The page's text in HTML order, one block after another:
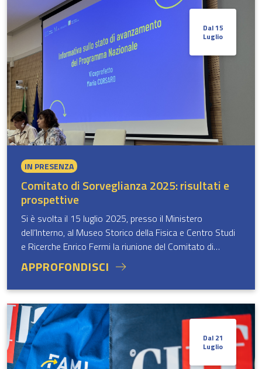
La giornata del 12 novembre, ha
della programmazione 2014-2020
, che ha finanziato
724 progetti a beneficio di oltre 344.000 cittadini di
Paesi terzi e 98.000 operatori.
Dal 15
Luglio
IN PRESENZA
Comitato di Sorveglianza 2025: risultati e
prospettive
Si è svolta il 15 luglio 2025, presso il Ministero
dell’Interno, al Museo Storico della Fisica e Centro Studi
e Ricerche Enrico Fermi la riunione del Comitato di
Sorveglianza del Fondo Asilo, Migrazione e Integrazione
(FAMI) 2021-2027.
APPROFONDISCI
Dal 21
Luglio